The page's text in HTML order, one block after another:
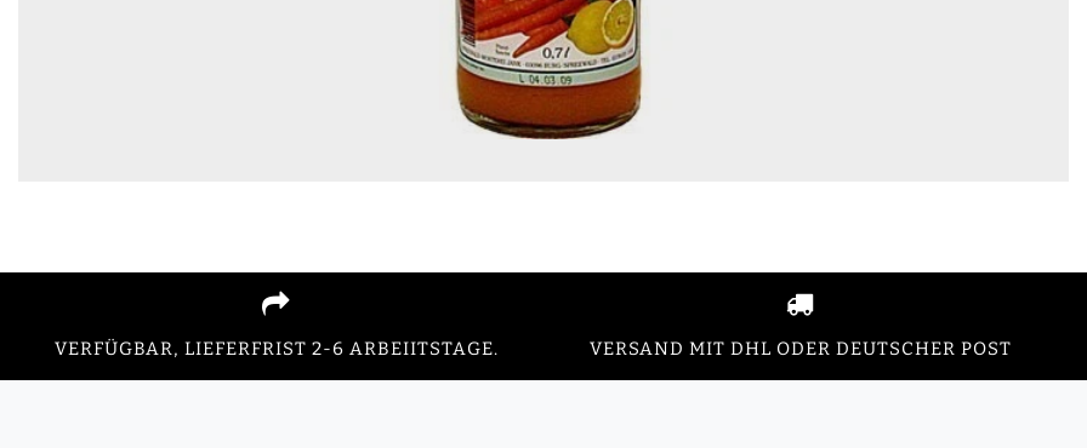
VERFÜGBAR, LIEFERFRIST 2-6 ARBEIITSTAGE. VERSAND MIT DHL ODER DEUTSCHER POST